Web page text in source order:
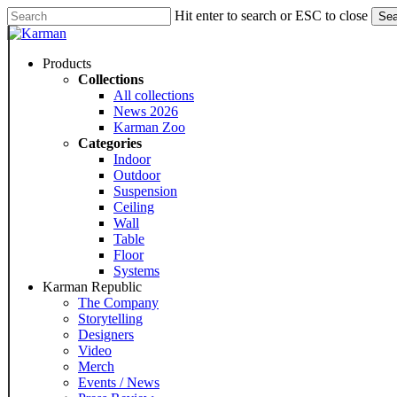
Skip
to
content
Hit enter to search or ESC to close
Close
Menu
Products
Collections
All collections
News 2026
Karman Zoo
Categories
Indoor
Outdoor
Suspension
Ceiling
Wall
Table
Floor
Systems
Karman Republic
The Company
Storytelling
Designers
Video
Merch
Events / News